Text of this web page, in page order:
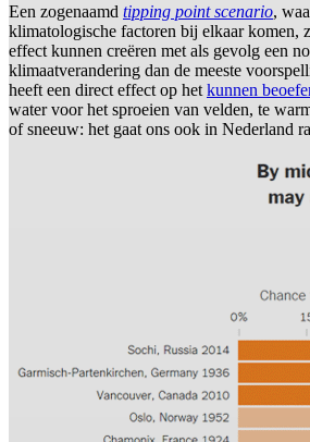
Een zogenaamd tipping point scenario,
klimatologische factoren bij elkaar komen,
effect kunnen creëren met als gevolg een
klimaatverandering dan de meeste
heeft een direct effect op het kunnen
water voor het sproeien van velden, te
of sneeuw: het gaat ons ook in Nederland